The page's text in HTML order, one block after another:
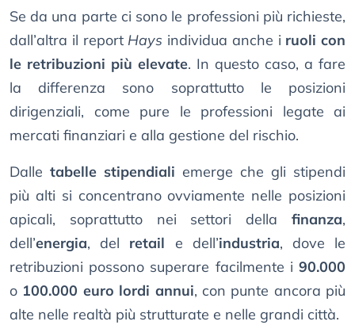
Se da una parte ci sono le professioni più richieste,
dall’altra il report Hays individua anche i ruoli con
le retribuzioni più elevate. In questo caso, a fare
la differenza sono soprattutto le posizioni
dirigenziali, come pure le professioni legate ai
mercati finanziari e alla gestione del rischio.
Dalle tabelle stipendiali emerge che gli stipendi
più alti si concentrano ovviamente nelle posizioni
apicali, soprattutto nei settori della finanza,
dell’energia, del retail e dell’industria, dove le
retribuzioni possono superare facilmente i 90.000
o 100.000 euro lordi annui, con punte ancora più
alte nelle realtà più strutturate e nelle grandi città.